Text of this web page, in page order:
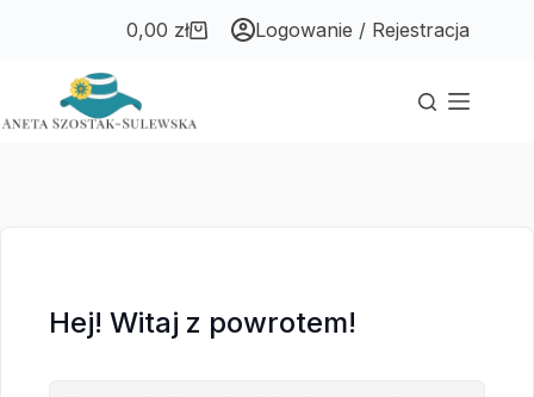
Koszyk
0,00 zł Logowanie / Rejestracja
Hej! Witaj z powrotem!